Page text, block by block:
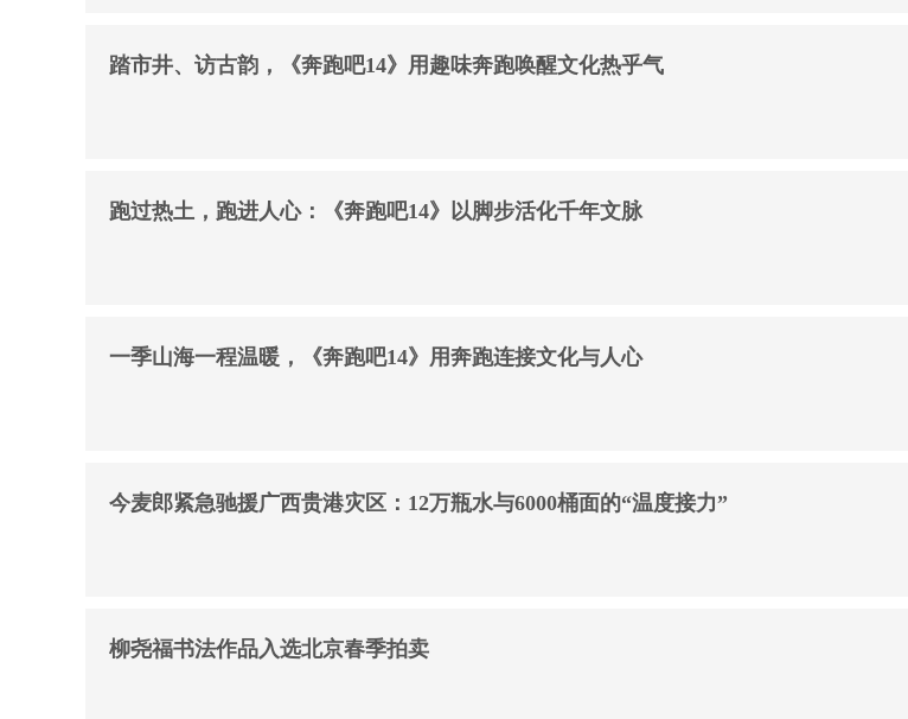
踏市井、访古韵，《奔跑吧14》用趣味奔跑唤醒文化热乎气
跑过热土，跑进人心：《奔跑吧14》以脚步活化千年文脉
一季山海一程温暖，《奔跑吧14》用奔跑连接文化与人心
今麦郎紧急驰援广西贵港灾区：12万瓶水与6000桶面的“温度接力”
柳尧福书法作品入选北京春季拍卖